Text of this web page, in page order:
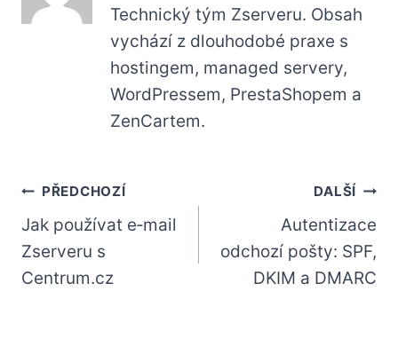
Technický tým Zserveru. Obsah
vychází z dlouhodobé praxe s
hostingem, managed servery,
WordPressem, PrestaShopem a
ZenCartem.
Navigace
pro
příspěvek
PŘEDCHOZÍ
Jak používat e‑mail
Zserveru s
Centrum.cz
DALŠÍ
Autentizace
odchozí pošty: SPF,
DKIM a DMARC